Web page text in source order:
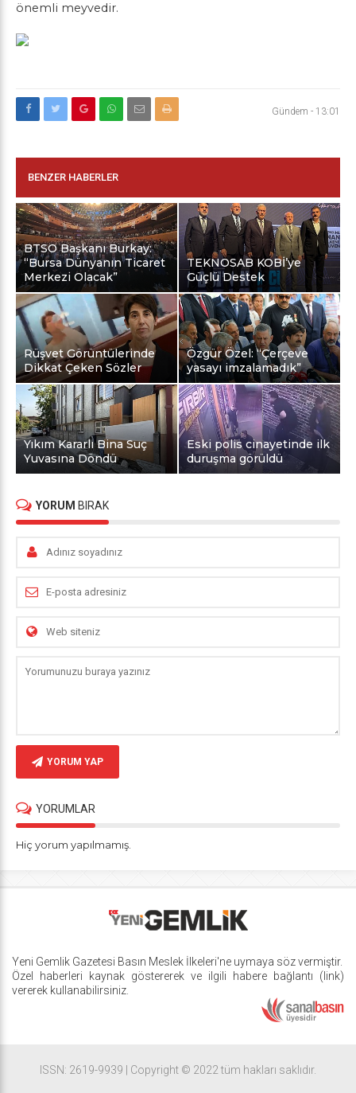
önemli meyvedir.
Gündem - 13:01
BENZER HABERLER
BTSO Başkanı Burkay:
“Bursa Dünyanın Ticaret
Merkezi Olacak”
TEKNOSAB KOBİ’ye
Güçlü Destek
Rüşvet Görüntülerinde
Dikkat Çeken Sözler
Özgür Özel: “Çerçeve
yasayı imzalamadık”
Yıkım Kararlı Bina Suç
Yuvasına Döndü
Eski polis cinayetinde ilk
duruşma görüldü
YORUM BIRAK
YORUM YAP
YORUMLAR
Hiç yorum yapılmamış.
Yeni Gemlik Gazetesi Basın Meslek İlkeleri'ne uymaya söz vermiştir.
Özel haberleri kaynak göstererek ve ilgili habere bağlantı (link)
vererek kullanabilirsiniz.
ISSN: 2619-9939 | Copyright © 2022 tüm hakları saklıdır.